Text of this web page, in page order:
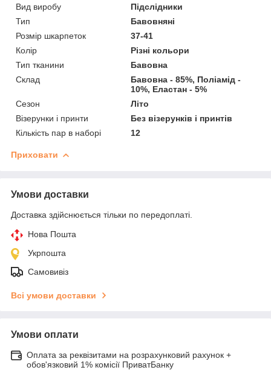
Вид виробу
Підслідники
Тип
Бавовняні
Розмір шкарпеток
37-41
Колір
Різні кольори
Тип тканини
Бавовна
Склад
Бавовна - 85%, Поліамід -
10%, Еластан - 5%
Сезон
Літо
Візерунки і принти
Без візерунків і принтів
Кількість пар в наборі
12
Приховати
Умови доставки
Доставка здійснюється тільки по передоплаті.
Нова Пошта
Укрпошта
Самовивіз
Всі умови доставки
Умови оплати
Оплата за реквізитами на розрахунковий рахунок +
обов'язковий 1% комісії ПриватБанку